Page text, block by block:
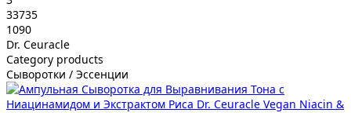
33735
1090
Dr. Ceuracle
Category products
Сыворотки / Эссенции